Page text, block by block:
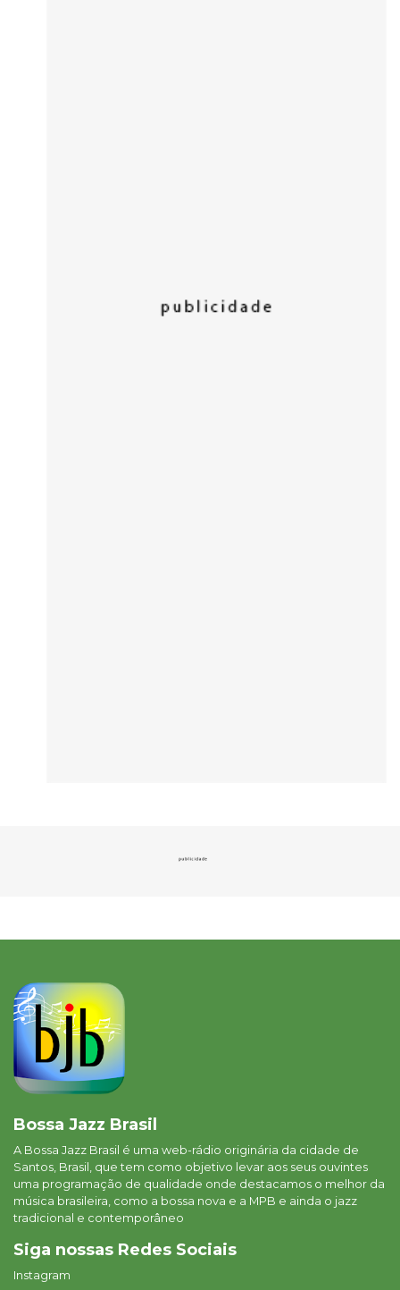
Bossa Jazz Brasil
A Bossa Jazz Brasil é uma web-rádio originária da cidade de
Santos, Brasil, que tem como objetivo levar aos seus ouvintes
uma programação de qualidade onde destacamos o melhor da
música brasileira, como a bossa nova e a MPB e ainda o jazz
tradicional e contemporâneo
Siga nossas Redes Sociais
Instagram